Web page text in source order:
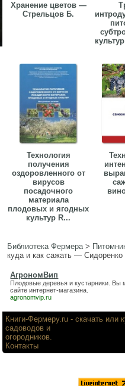
Хранение цветов —
Стрельцов Б.
Технология
получения
оздоровленного от
вирусов
посадочного
материала
плодовых и ягодных
культур R...
Библиотека Фермера>
куда и как сажать —
АгрономВип
Плодовые деревья и кустарники.
сайте интернет-магазина.
agronomvip.ru
Книги-Фермеру.ru - скачать или
садоводов и
Контакты